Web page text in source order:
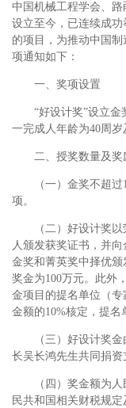
中国机械工程学会、
设立至今，已连续成
的项目，为推动中国
项通知如下：
一、奖项设置
“好设计奖”设立
一完成人年龄为40周岁
二、授奖数量及奖
（一）金奖不超
项。
（二）好设计奖
人颁发获奖证书，并
金奖和菁英奖中择优
奖金为100万元。此外
金项目的提名单位（
金额的10%核定，提名
（三）好设计奖
长吴长鸿先生共同捐资
（四）奖金额为
民共和国相关财税规